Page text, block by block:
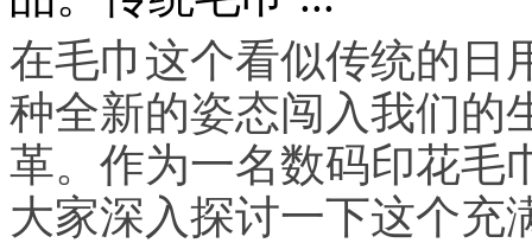
在毛巾这个看似传统的日
种全新的姿态闯入我们的
革。作为一名数码印花毛
大家深入探讨一下这个充